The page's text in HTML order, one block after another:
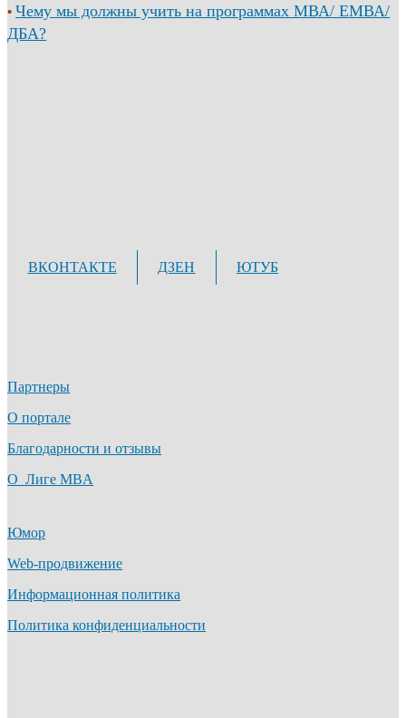
• Чему мы должны учить на программах МВА/ ЕМВА/
ДБА?
ВКОНТАКТЕ ДЗЕН ЮТУБ
Партнеры
О портале
Благодарности и отзывы
О Лиге MBA
Юмор
Web-продвижение
Информационная политика
Политика конфиденциальности